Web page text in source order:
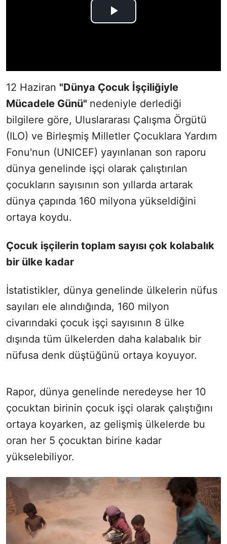
12 Haziran "Dünya Çocuk İşçiliğiyle
Mücadele Günü" nedeniyle derlediği
bilgilere göre, Uluslararası Çalışma Örgütü
(ILO) ve Birleşmiş Milletler Çocuklara Yardım
Fonu'nun (UNICEF) yayınlanan son raporu
dünya genelinde işçi olarak çalıştırılan
çocukların sayısının son yıllarda artarak
dünya çapında 160 milyona yükseldiğini
ortaya koydu.
Çocuk işçilerin toplam sayısı çok kolabalık
bir ülke kadar
İstatistikler, dünya genelinde ülkelerin nüfus
sayıları ele alındığında, 160 milyon
civarındaki çocuk işçi sayısının 8 ülke
dışında tüm ülkelerden daha kalabalık bir
nüfusa denk düştüğünü ortaya koyuyor.
Rapor, dünya genelinde neredeyse her 10
çocuktan birinin çocuk işçi olarak çalıştığını
ortaya koyarken, az gelişmiş ülkelerde bu
oran her 5 çocuktan birine kadar
yükselebiliyor.